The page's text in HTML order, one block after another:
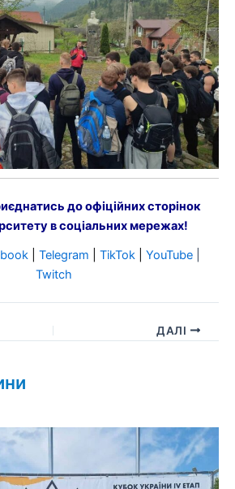
до офіційних сторінок
в соціальних мережах!
Telegram TikTok YouTube
Twitch
ДАЛІ